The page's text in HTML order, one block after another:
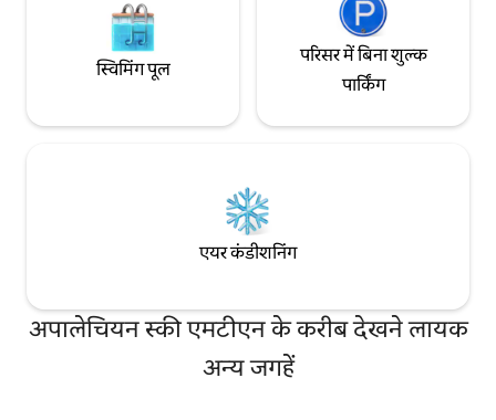
स्विमिंग पूल
परिसर में बिना शुल्क
पार्किंग
एयर कंडीशनिंग
अपालेचियन स्की एमटीएन के करीब देखने लायक
अन्य जगहें